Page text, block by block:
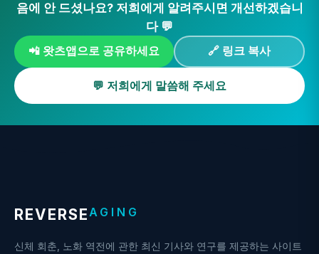
음에 안 드셨나요? 저희에게 알려주시면 개선하겠습니
다 💬
📲 왓츠앱으로 공유하세요 🔗 링크 복사
💬 저희에게 말씀해 주세요
REVERSEAGING
신체 회춘, 노화 역전에 관한 최신 기사와 연구를 제공하는 사이트